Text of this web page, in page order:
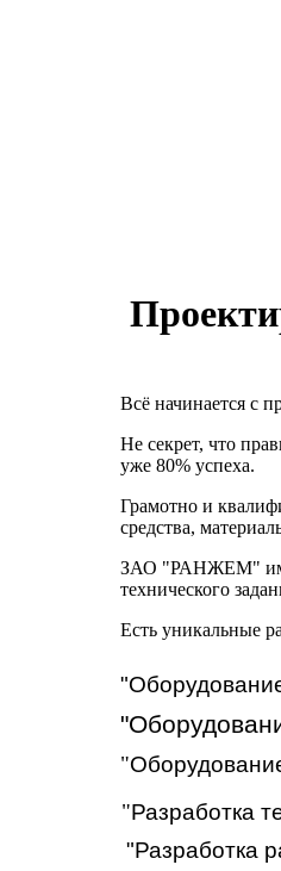
Всё начинается с
Не секрет, что
уже 80% успеха.
Грамотно и
средства,
ЗАО "РАНЖЕМ"
технического
Есть уникальные
"
"Разработка
"Разработка